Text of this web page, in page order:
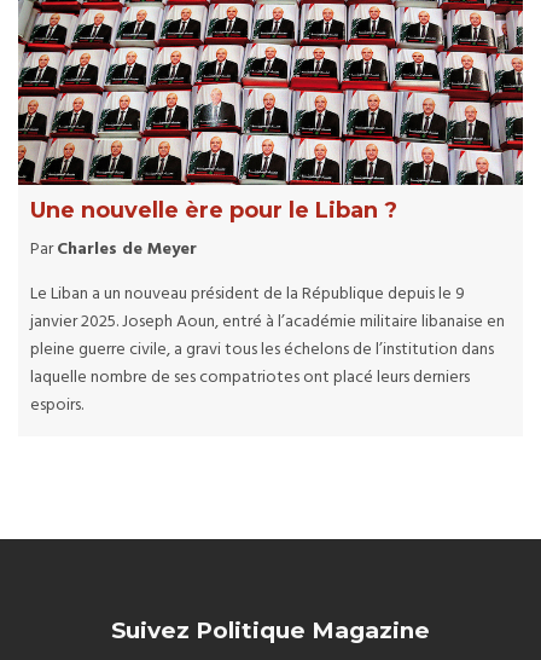
Une nouvelle ère pour le Liban ?
ParCharles de Meyer
Le Liban a un nouveau président de la République depuis le 9
janvier 2025. Joseph Aoun, entré à l’académie militaire libanaise en
pleine guerre civile, a gravi tous les échelons de l’institution dans
laquelle nombre de ses compatriotes ont placé leurs derniers
espoirs.
Suivez Politique Magazine